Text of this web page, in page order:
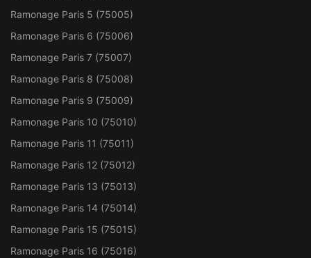
Ramonage Paris 5 (75005)
Ramonage Paris 6 (75006)
Ramonage Paris 7 (75007)
Ramonage Paris 8 (75008)
Ramonage Paris 9 (75009)
Ramonage Paris 10 (75010)
Ramonage Paris 11 (75011)
Ramonage Paris 12 (75012)
Ramonage Paris 13 (75013)
Ramonage Paris 14 (75014)
Ramonage Paris 15 (75015)
Ramonage Paris 16 (75016)